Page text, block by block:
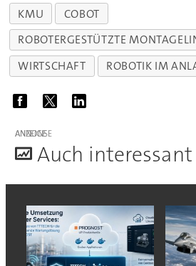
KMU
COBOT
ROBOTERGESTÜTZTE
WIRTSCHAFT
ROBOTIK IM
ANZEIGE
Auch interessant